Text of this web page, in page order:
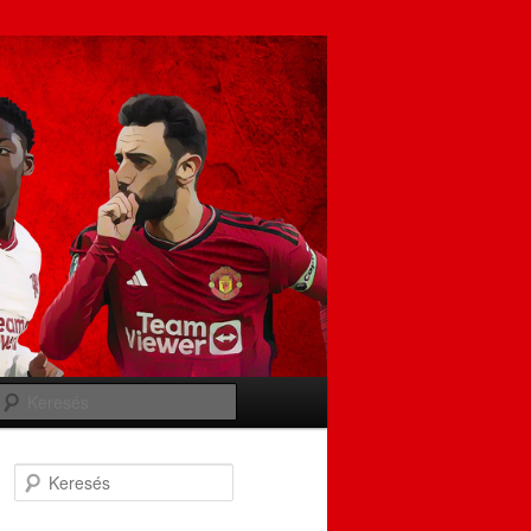
Keresés